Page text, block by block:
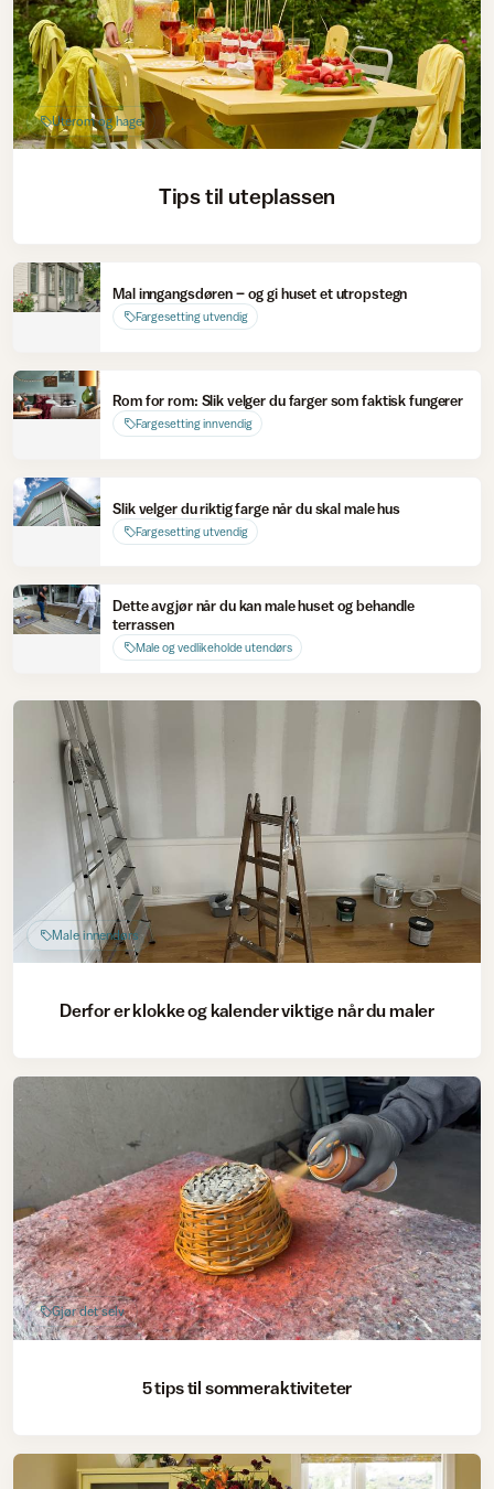
Uterom og hage
Tips til uteplassen
Mal inngangsdøren – og gi huset et utropstegn
Fargesetting utvendig
Rom for rom: Slik velger du farger som faktisk fungerer
Fargesetting innvendig
Slik velger du riktig farge når du skal male hus
Fargesetting utvendig
Dette avgjør når du kan male huset og behandle
terrassen
Male og vedlikeholde utendørs
Male innendørs
Derfor er klokke og kalender viktige når du maler
Gjør det selv
5 tips til sommeraktiviteter